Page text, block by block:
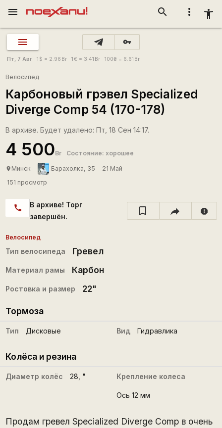
more_vert accessibility_new
search
menu
vpn_key
Пт, 7 Авг 1 $ = 2.96 Br 1€ = 3.41 Br 100₴ = 6.61 Br
Велосипед
Карбоновый грэвел Specialized
Diverge Comp 54 (170-178)
В архиве. Будет удалено: Пт, 18 Сен 14:17.
4 500Br Состояние: хорошее
place Минск Барахолка, 35
21 Май
151 просмотр
call
В архиве! Торг
завершён.
report
Велосипед
Тип велосипеда Гревел
Материал рамы Карбон
Ростовка и размер 22"
Тормоза
Тип Дисковые Вид Гидравлика
Колёса и резина
Диаметр колёс 28 , " Крепление колеса
Ось 12 мм
Продам гревел Specialized Diverge Comp в очень